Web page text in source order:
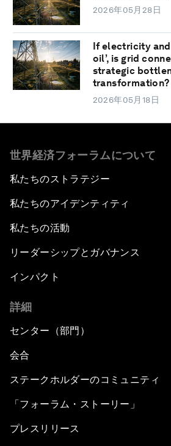
2026年05月28日
If electricity and
oil’, is grid
strategic
transformation?
2026年05月18日
世界経済フォーラムについて
私たちのストラテジー
私たちのアイデンティティ
私たちの活動
リーダーシップとガバナンス
インパクト
詳細
センター（部門）
会合
ステークホルダーのコミュニティ
「フォーラム・ストーリー」
プレスリリース